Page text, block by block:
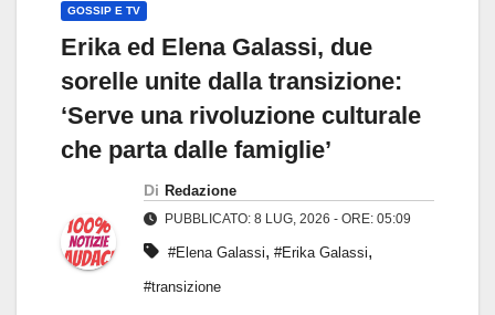
GOSSIP E TV
Erika ed Elena Galassi, due
sorelle unite dalla transizione:
‘Serve una rivoluzione culturale
che parta dalle famiglie’
Di Redazione
PUBBLICATO: 8 LUG, 2026 - ORE: 05:09
#Elena Galassi, #Erika Galassi,
#transizione